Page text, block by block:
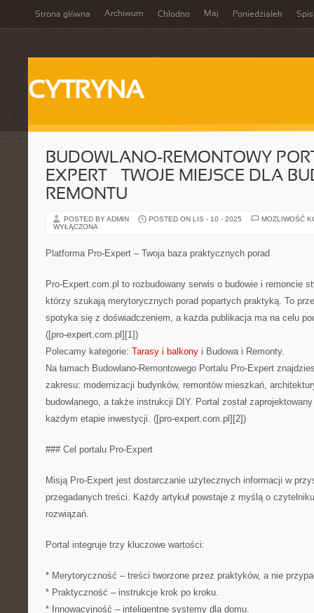
Strona główna Archiwum Chłodno Maj Poniedziałek Spis
CYTRYNA
BUDOWLANO-REMONTOWY
EXPERT – TWOJE MIEJSCE DLA
REMONTU
POSTED BY ADMIN POSTED ON LIS - 10 - 2025
MOŻLIWOŚĆ
WYŁĄCZONA
Platforma Pro-Expert – Twoja baza praktycznych porad
Pro-Expert.com.pl to rozbudowany serwis o budowie i remoncie
którzy szukają merytorycznych porad popartych praktyką. To
spotyka się z doświadczeniem, a każda publikacja ma na celu
([pro-expert.com.pl][1])
Polecamy kategorie: Tarasy i balkony i Budowa i Remonty.
Na łamach Budowlano-Remontowego Portalu Pro-Expert
zakresu: modernizacji budynków, remontów mieszkań,
budowlanego, a także instrukcji DIY. Portal został
każdym etapie inwestycji. ([pro-expert.com.pl][2])
### Cel portalu Pro-Expert
Misją Pro-Expert jest dostarczanie użytecznych informacji w
przegadanych treści. Każdy artykuł powstaje z myślą o
rozwiązań.
Portal integruje trzy kluczowe wartości:
* Merytoryczność – treści tworzone przez praktyków, a nie
* Praktyczność – instrukcje krok po kroku.
* Innowacyjność – inteligentne systemy dla domu.